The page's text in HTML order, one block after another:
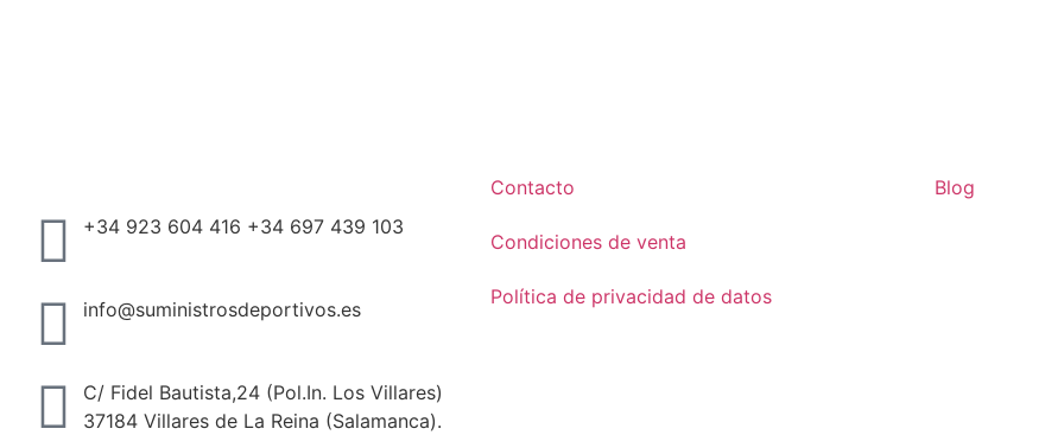
+34 923 604 416 +34 697 439 103
info@suministrosdeportivos.es
C/ Fidel Bautista,24 (Pol.In. Los Villares)
37184 Villares de La Reina (Salamanca).
Contacto
Condiciones de venta
Política de privacidad de datos
Blog